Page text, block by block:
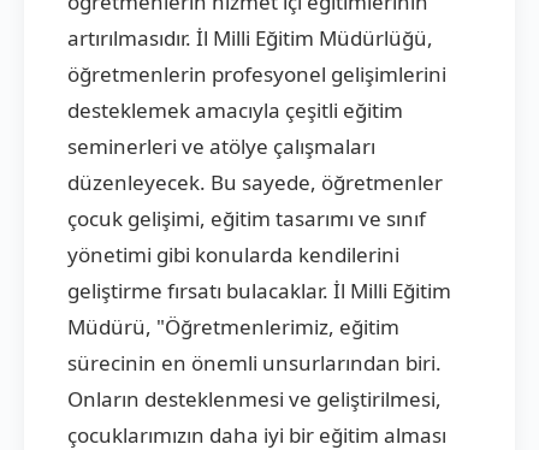
artırılmasıdır. İl Milli Eğitim Müdürlüğü,
öğretmenlerin profesyonel gelişimlerini
desteklemek amacıyla çeşitli eğitim
seminerleri ve atölye çalışmaları
düzenleyecek. Bu sayede, öğretmenler
çocuk gelişimi, eğitim tasarımı ve sınıf
yönetimi gibi konularda kendilerini
geliştirme fırsatı bulacaklar. İl Milli Eğitim
Müdürü, "Öğretmenlerimiz, eğitim
sürecinin en önemli unsurlarından biri.
Onların desteklenmesi ve geliştirilmesi,
çocuklarımızın daha iyi bir eğitim alması